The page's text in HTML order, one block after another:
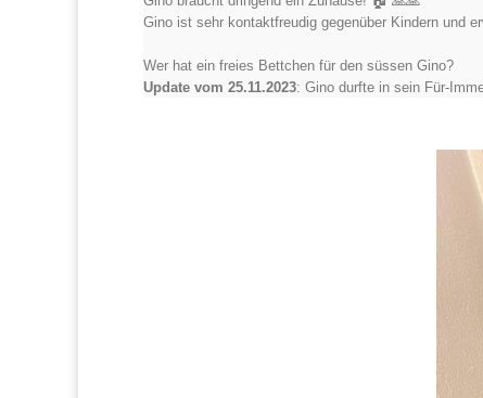
Gino ist sehr kontaktfreudig gegenüber Kindern und
Wer hat ein freies Bettchen für den süssen Gino?
Update vom 25.11.2023: Gino durfte in sein Für-